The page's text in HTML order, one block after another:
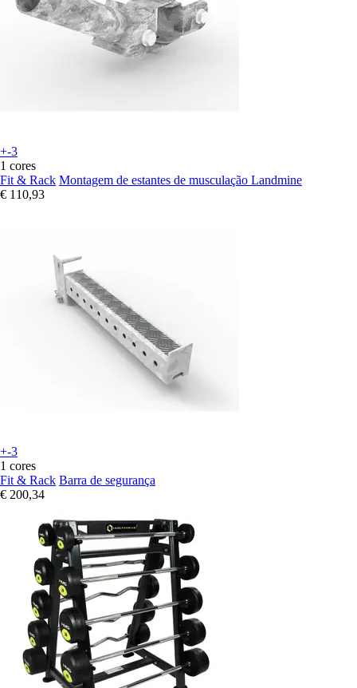
+-3
1 cores
Fit & Rack Montagem de estantes de musculação Landmine
€ 110,93
+-3
1 cores
Fit & Rack Barra de segurança
€ 200,34